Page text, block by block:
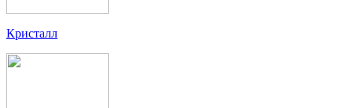
Кристалл